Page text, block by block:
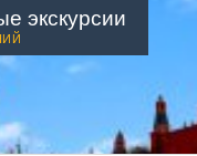
экскурсии